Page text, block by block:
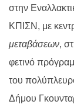
στην
ΚΠΙΣΝ, με
μεταβάσεων,
φετινό
του
Δήμου